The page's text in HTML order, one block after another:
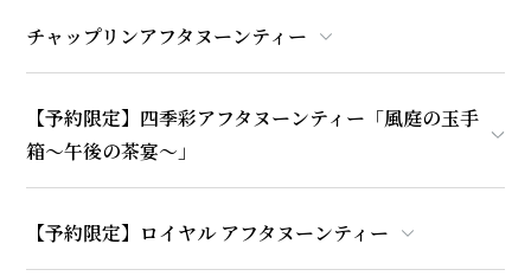
チャップリンアフタヌーンティー
【予約限定】四季彩アフタヌーンティー「風庭の玉手
箱～午後の茶宴～」
【予約限定】ロイヤル アフタヌーンティー